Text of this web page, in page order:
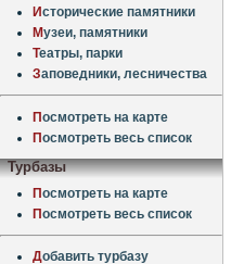
Исторические памятники
Музеи, памятники
Театры, парки
Заповедники, лесничества
Посмотреть на карте
Посмотреть весь список
Турбазы
Посмотреть на карте
Посмотреть весь список
Добавить турбазу